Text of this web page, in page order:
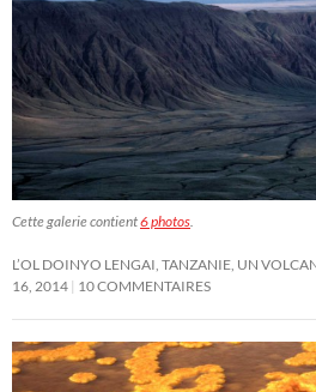
Cette galerie contient6 photos
L’OL DOINYO LENGAI, TANZANIE, UN
16, 2014 10 COMMENTAIRES